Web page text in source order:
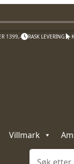
1399,- RASK LEVERING
Villmark
Søk